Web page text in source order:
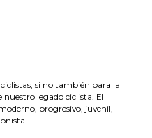
si no también para la
legado ciclista. El
progresivo, juvenil,